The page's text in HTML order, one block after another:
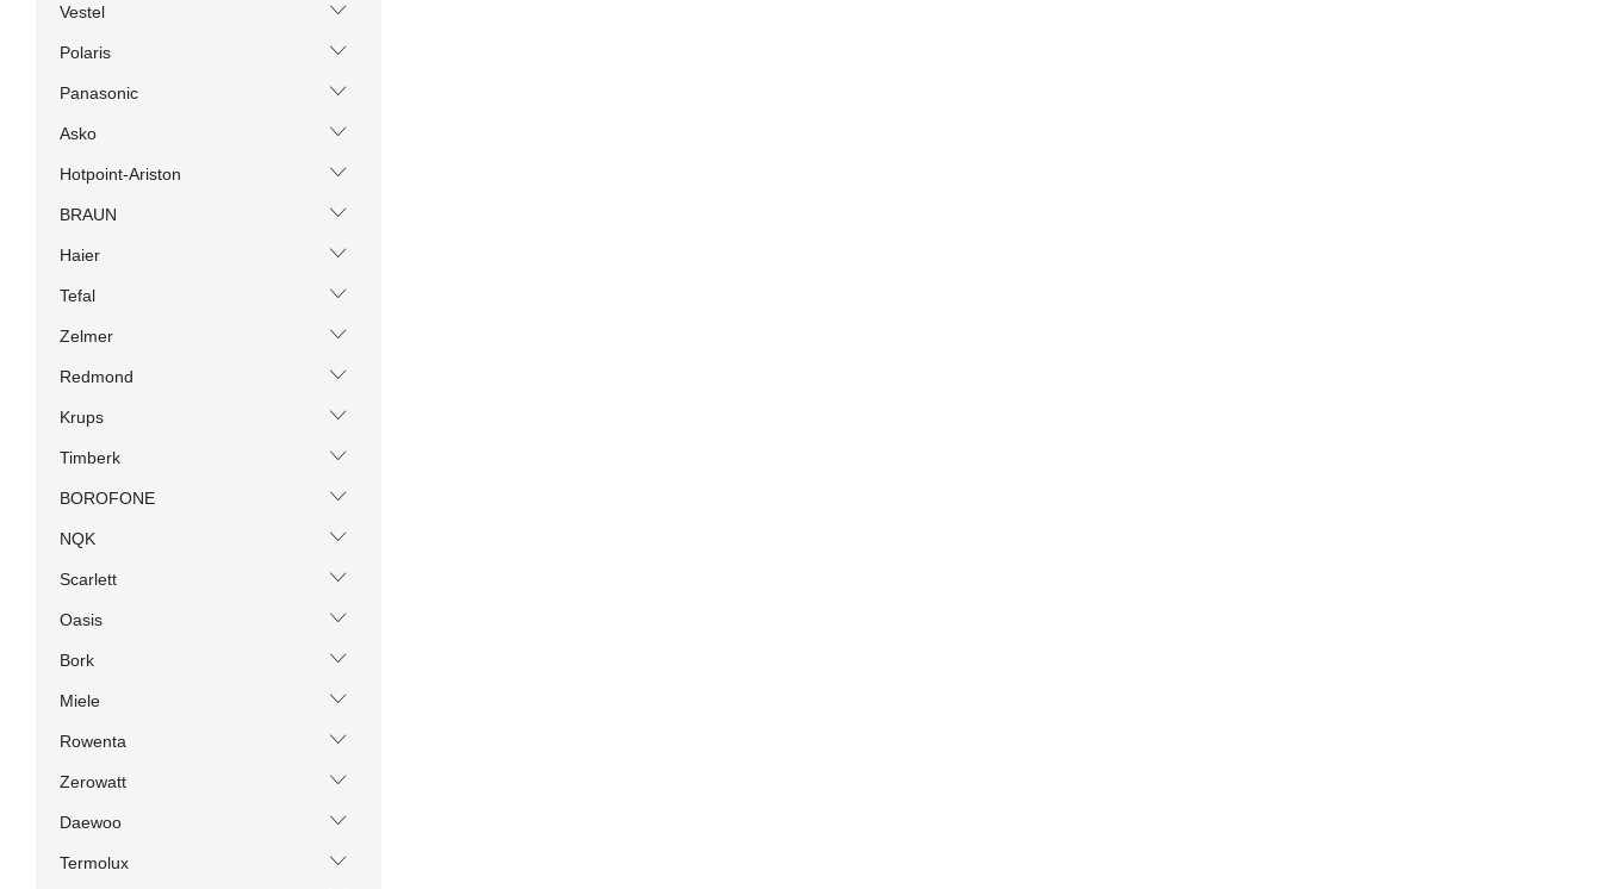
Vestel
Polaris
Panasonic
Asko
Hotpoint-Ariston
BRAUN
Haier
Tefal
Zelmer
Redmond
Krups
Timberk
BOROFONE
NQK
Scarlett
Oasis
Bork
Miele
Rowenta
Zerowatt
Daewoo
Termolux